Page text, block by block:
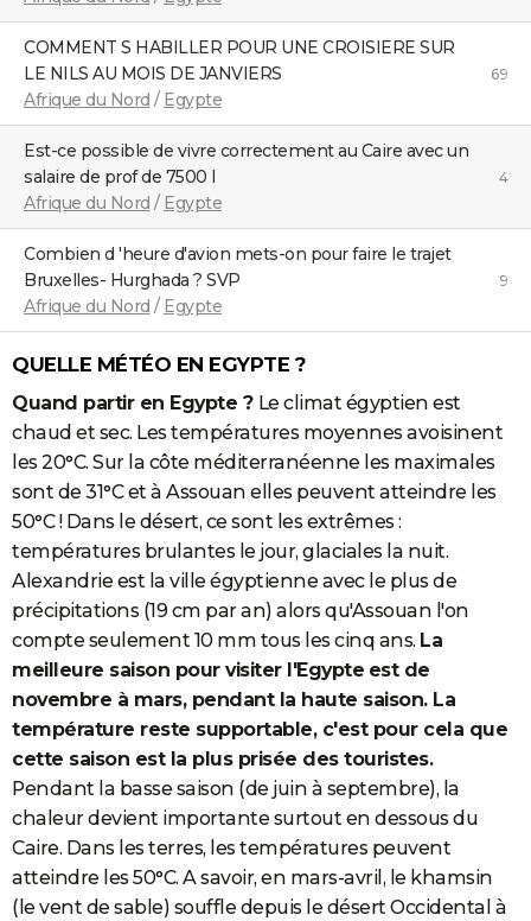
COMMENT S HABILLER POUR UNE CROISIERE SUR
LE NILS AU MOIS DE JANVIERS
Afrique du Nord / Egypte
69
Est-ce possible de vivre correctement au Caire avec un
salaire de prof de 7500 l
Afrique du Nord / Egypte
4
Combien d 'heure d'avion mets-on pour faire le trajet
Bruxelles- Hurghada ? SVP
Afrique du Nord / Egypte
9
QUELLE MÉTÉO EN EGYPTE ?
Quand partir en Egypte ? Le climat égyptien est
chaud et sec. Les températures moyennes avoisinent
les 20°C. Sur la côte méditerranéenne les maximales
sont de 31°C et à Assouan elles peuvent atteindre les
50°C ! Dans le désert, ce sont les extrêmes :
températures brulantes le jour, glaciales la nuit.
Alexandrie est la ville égyptienne avec le plus de
précipitations (19 cm par an) alors qu'Assouan l'on
compte seulement 10 mm tous les cinq ans. La
meilleure saison pour visiter l'Egypte est de
novembre à mars, pendant la haute saison. La
température reste supportable, c'est pour cela que
cette saison est la plus prisée des touristes.
Pendant la basse saison (de juin à septembre), la
chaleur devient importante surtout en dessous du
Caire. Dans les terres, les températures peuvent
atteindre les 50°C. A savoir, en mars-avril, le khamsin
(le vent de sable) souffle depuis le désert Occidental à